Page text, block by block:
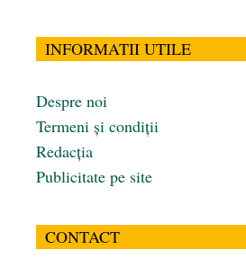
INFORMATII UTILE
Despre noi
Termeni și condiții
Redacția
Publicitate pe site
CONTACT